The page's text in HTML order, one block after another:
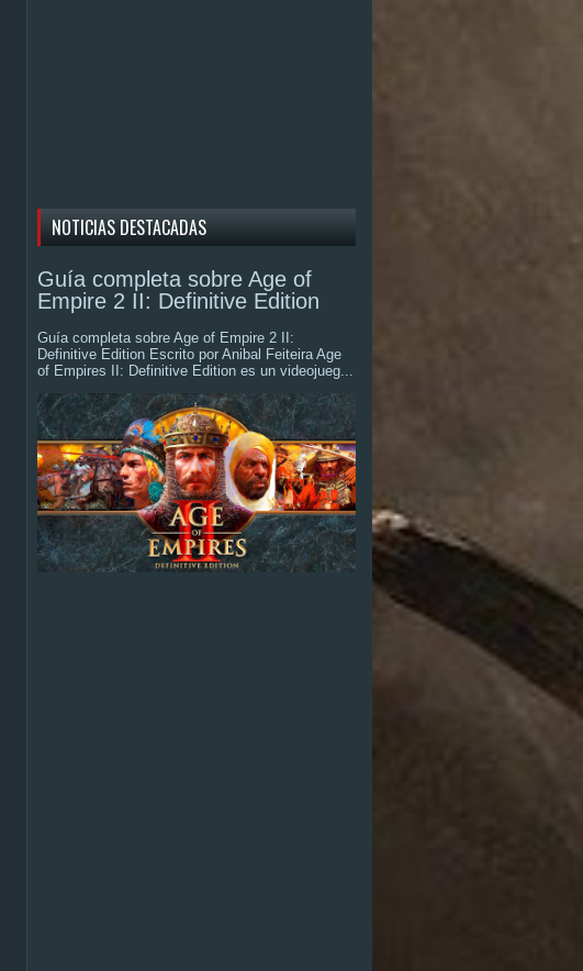
NOTICIAS DESTACADAS
Guía completa sobre Age of
Empire 2 II: Definitive Edition
Guía completa sobre Age of Empire 2 II:
Definitive Edition Escrito por Anibal Feiteira Age
of Empires II: Definitive Edition es un videojueg...